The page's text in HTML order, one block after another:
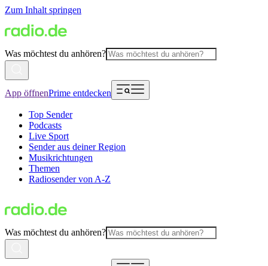
Zum Inhalt springen
Was möchtest du anhören?
App öffnenPrime entdecken
Top Sender
Podcasts
Live Sport
Sender aus deiner Region
Musikrichtungen
Themen
Radiosender von A-Z
Was möchtest du anhören?